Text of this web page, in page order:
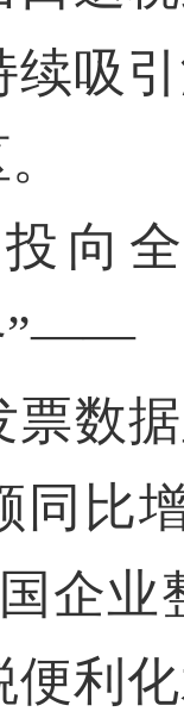
续吸
全
”——
据
同比
企
便利